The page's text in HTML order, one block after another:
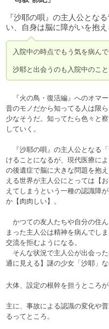
『沙耶の唄』の主人公とな
い、自身は脳に障がいを抱え
入院中の時点でもう気を病んで
沙耶と出会うのも入院中のこと
『火の鳥・復活編』へのオマ
昔のモノだから知ってる人は限
少なそうだ。知ってたら色々と
していく。
『沙耶の唄』の主人公となる
けることになるが、現代医療に
の後遺症で脳に大きな問題を抱
える世界が主人公にとっては【
えてしまうという一種の認識障
か【肉肉しい】。
かつての友人たちや自分の住
まった主人公は精神を病んでし
交流を拒むようになる。
そんな状況で主人公が出会っ
通に見える】謎の少女「沙耶」
大体、設定の根幹を担うところ
主に、事故による認識の変化や
るってところ。